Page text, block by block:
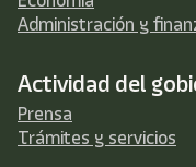
Administración y
Actividad del
Prensa
Trámites y servicios